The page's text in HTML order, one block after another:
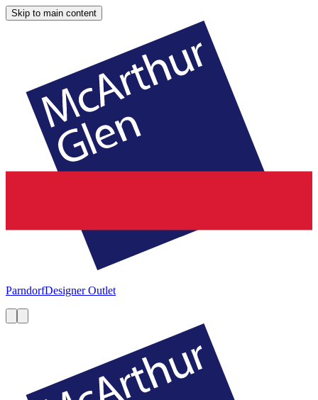
Skip to main content
ParndorfDesigner Outlet